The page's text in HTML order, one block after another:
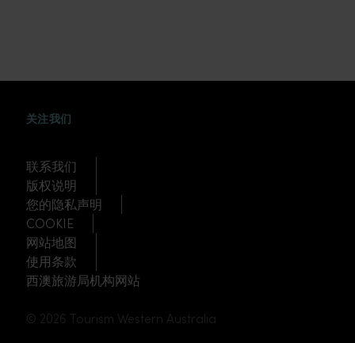
关注我们
联系我们
版权说明
您的隐私声明
COOKIE
网站地图
使用条款
西澳旅游局机构网站
© 2026 Tourism Western Australia